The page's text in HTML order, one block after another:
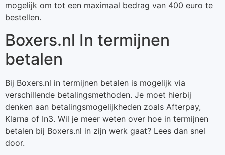
mogelijk om tot een maximaal bedrag van 400 euro te
bestellen.
Boxers.nl In termijnen
betalen
Bij Boxers.nl in termijnen betalen is mogelijk via
verschillende betalingsmethoden. Je moet hierbij
denken aan betalingsmogelijkheden zoals Afterpay,
Klarna of In3. Wil je meer weten over hoe in termijnen
betalen bij Boxers.nl in zijn werk gaat? Lees dan snel
door.